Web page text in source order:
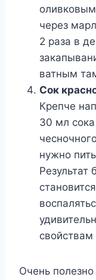
через
2 раза в
ватным
Сок
Крепче
30 мл
нужно
Результат
свойствам
Очень